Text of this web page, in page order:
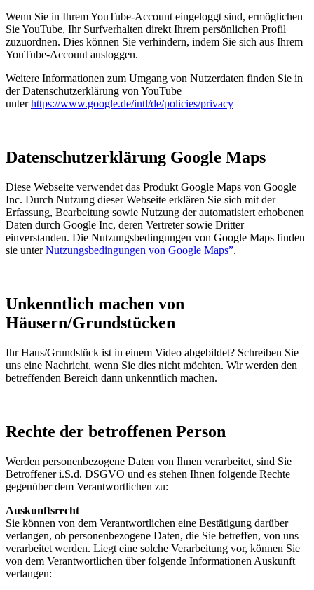
Wenn Sie in Ihrem YouTube-Account eingeloggt sind, ermöglichen
Sie YouTube, Ihr Surfverhalten direkt Ihrem persönlichen Profil
zuzuordnen. Dies können Sie verhindern, indem Sie sich aus Ihrem
YouTube-Account ausloggen.
Weitere Informationen zum Umgang von Nutzerdaten finden Sie in
der Datenschutzerklärung von YouTube
unterhttps://www.google.de/intl/de/policies/privacy
Datenschutzerklärung Google Maps
Diese Webseite verwendet das Produkt Google Maps von Google
Inc. Durch Nutzung dieser Webseite erklären Sie sich mit der
Erfassung, Bearbeitung sowie Nutzung der automatisiert erhobenen
Daten durch Google Inc, deren Vertreter sowie Dritter
einverstanden. Die Nutzungsbedingungen von Google Maps finden
sie unterNutzungsbedingungen von Google Maps”.
Unkenntlich machen von
Häusern/Grundstücken
Ihr Haus/Grundstück ist in einem Video abgebildet? Schreiben Sie
uns eine Nachricht, wenn Sie dies nicht möchten. Wir werden den
betreffenden Bereich dann unkenntlich machen.
Rechte der betroffenen Person
Werden personenbezogene Daten von Ihnen verarbeitet, sind Sie
Betroffener i.S.d. DSGVO und es stehen Ihnen folgende Rechte
gegenüber dem Verantwortlichen zu:
Auskunftsrecht
Sie können von dem Verantwortlichen eine Bestätigung darüber
verlangen, ob personenbezogene Daten, die Sie betreffen, von uns
verarbeitet werden. Liegt eine solche Verarbeitung vor, können Sie
von dem Verantwortlichen über folgende Informationen Auskunft
verlangen: